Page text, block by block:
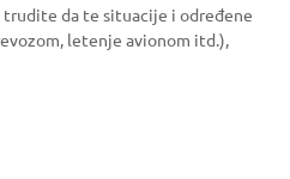
trudite da te situacije i određene
letenje avionom itd.),